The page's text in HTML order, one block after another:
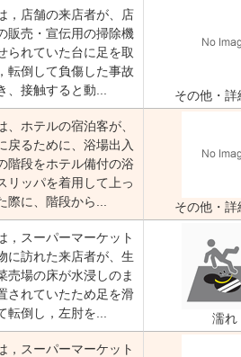
，店舗の来店者が、店
販売・宣伝用の掃除機
られていた台に足を取
転倒して負傷した事故
、接触すると動...
その他・詳
、ホテルの宿泊客が、
戻るために、浴場出入
階段をホテル備付の浴
リッパを着用して上っ
際に、階段から...
その他・詳
，スーパーマーケット
に訪れた来店者が、生
売場の床が水浸しのま
されていたため足を滑
転倒し，左肘を...
濡れ
，スーパーマーケット